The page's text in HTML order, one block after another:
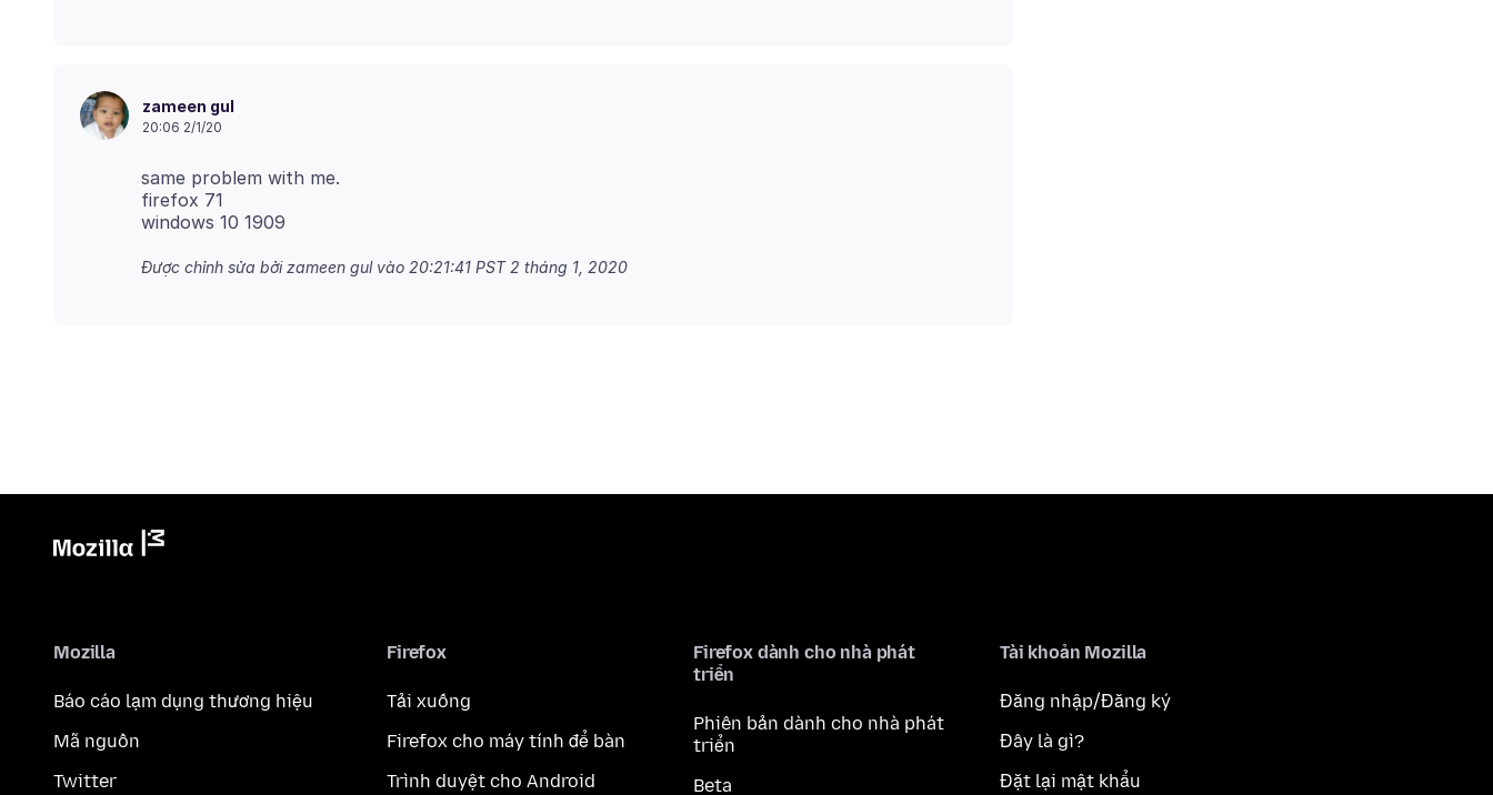
zameen gul
20:06 2/1/20
same problem with me.
firefox 71
Được chỉnh sửa bởi zameen gul vào 20:21:41 PST 2 tháng 1, 2020
Mozilla
Báo cáo lạm dụng thương hiệu
Mã nguồn
Twitter
Firefox
Tải xuống
Firefox cho máy tính để bàn
Trình duyệt cho Android
Firefox dành cho nhà phát
triển
Phiên bản dành cho nhà phát
triển
Beta
Tài khoản Mozilla
Đăng nhập/Đăng ký
Đây là gì?
Đặt lại mật khẩu